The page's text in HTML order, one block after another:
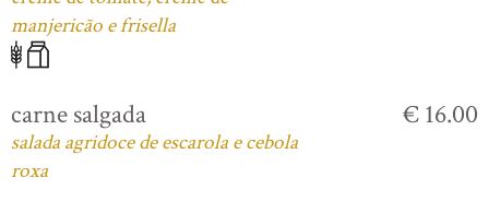
manjericão e frisella
carne salgada
salada agridoce de escarola e cebola
roxa
€ 16.00